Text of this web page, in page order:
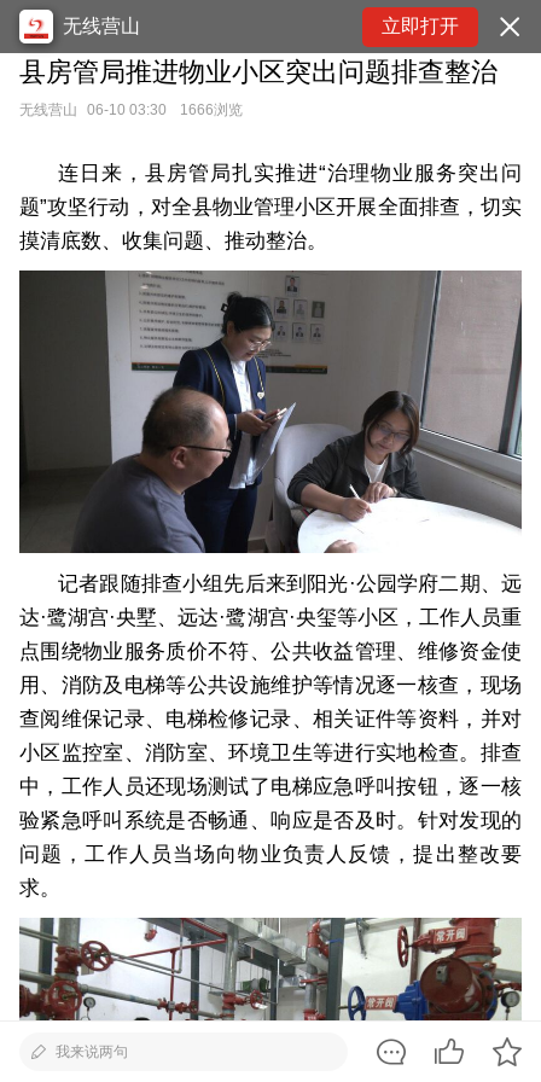
无线营山 立即打开
县房管局推进物业小区突出问题排查整治
无线营山 06-10 03:30 1666浏览
连日来，县房管局扎实推进“治理物业服务突出问
题”攻坚行动，对全县物业管理小区开展全面排查，切实
摸清底数、收集问题、推动整治。
记者跟随排查小组先后来到阳光·公园学府二期、远
达·鹭湖宫·央墅、远达·鹭湖宫·央玺等小区，工作人员重
点围绕物业服务质价不符、公共收益管理、维修资金使
用、消防及电梯等公共设施维护等情况逐一核查，现场
查阅维保记录、电梯检修记录、相关证件等资料，并对
小区监控室、消防室、环境卫生等进行实地检查。排查
中，工作人员还现场测试了电梯应急呼叫按钮，逐一核
验紧急呼叫系统是否畅通、响应是否及时。针对发现的
问题，工作人员当场向物业负责人反馈，提出整改要
求。
我来说两句